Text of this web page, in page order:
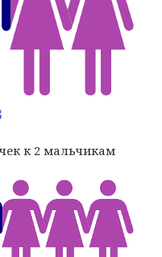
к 2 мальчикам